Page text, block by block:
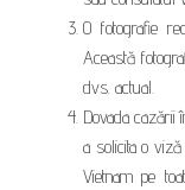
O fotografie
Această
dvs. actual.
Dovada cazării
a solicita o
Vietnam pe